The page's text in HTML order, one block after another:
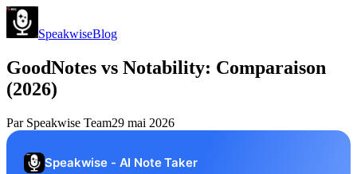
SpeakwiseBlog
GoodNotes vs Notability: Comparaison
(2026)
Par Speakwise Team29 mai 2026
Speakwise - AI Note Taker